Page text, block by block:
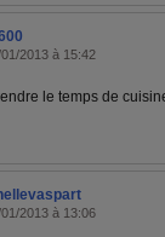
2013 à 15:42
le temps de
2013 à 13:06